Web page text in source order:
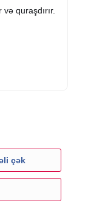
quraşdırır.
çək